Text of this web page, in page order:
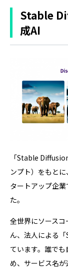
Stable
成AI
「Stable
ンプト）をもと
タートアップ企
た。
全世界にソース
ん、法人による
ています。誰で
め、サービス名